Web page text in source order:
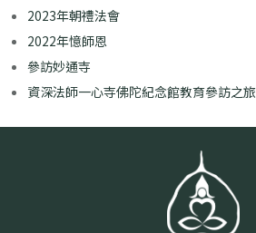
2023年朝禮法會
2022年憶師恩
參訪妙通寺
資深法師一心寺佛陀紀念館教育參訪之旅